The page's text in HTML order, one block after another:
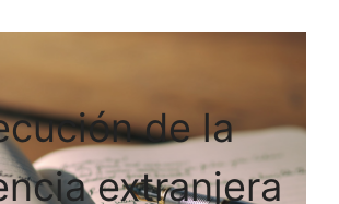
de la
extranjera